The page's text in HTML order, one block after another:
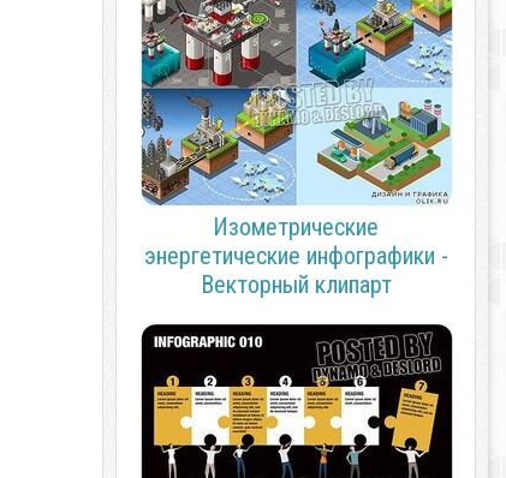
Изометрические
энергетические инфографики -
Векторный клипарт